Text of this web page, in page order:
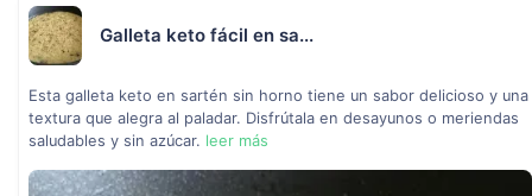
Galleta keto fácil en sa...
Esta galleta keto en sartén sin horno tiene un sabor delicioso y una
textura que alegra al paladar. Disfrútala en desayunos o meriendas
saludables y sin azúcar. leer más